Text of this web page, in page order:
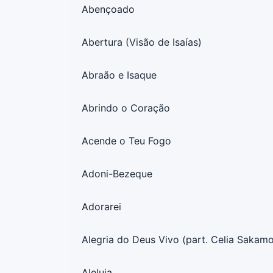
Abençoado
Abertura (Visão de Isaías)
Abraão e Isaque
Abrindo o Coração
Acende o Teu Fogo
Adoni-Bezeque
Adorarei
Alegria do Deus Vivo (part. Celia